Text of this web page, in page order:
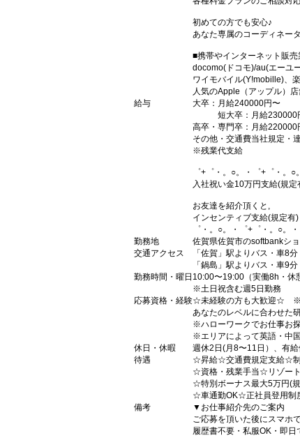
初めての方でも安心♪
あなた専属のコーディネー
■携帯やインターネット販売
docomo(ドコモ)/au(エーユ
ワイモバイル(Y!mobille)、
人気のApple（アップル）店
給与
大卒：月給240000円〜
短大卒：月給230000
高卒・専門卒：月給220000
その他・交通費当社規定・
※残業代支給
゜+゜・。○。・゜+゜・。○
入社祝い金10万円支給(規定
お友達を紹介頂くと,
インセンティブ支給(規定有)
゜・。○。・゜+゜・。○。
勤務地
佐賀県佐賀市のsoftbankシ
交通アクセス
「佐賀」駅よりバス・車8分
「鍋島」駅よりバス・車9分
勤務時間・曜日 10:00〜19:00（実働8h・休
※土日祝含む週5日勤務
応募資格・経験☆未経験の方も大歓迎☆ ※
あなたのレベルに合わせた
※ハローワークでお仕事お
※エリアによって英語・中
休日・休暇
週休2日(月8〜11日）、有給
待遇
☆昇給☆交通費規定支給☆
☆資格・残業手当☆リゾー
☆特別ボーナス最大5万円(
☆車通勤OK☆正社員登用制
備考
▼お仕事紹介先のご案内
ご応募を頂いた後にスマホ
履歴書不要・私服OK・即